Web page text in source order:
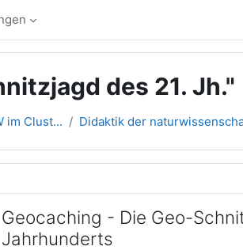
des 21. Jh."
im Clust... Didaktik der
Geocaching - Die Geo-
Jahrhunderts